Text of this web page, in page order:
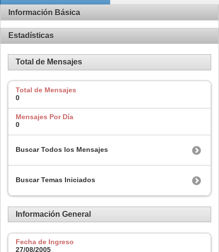
Información Básica
Estadísticas
Total de Mensajes
Total de Mensajes
0
Mensajes Por Día
0
Buscar Todos los Mensajes
Buscar Temas Iniciados
Información General
Fecha de Ingreso
27/08/2005